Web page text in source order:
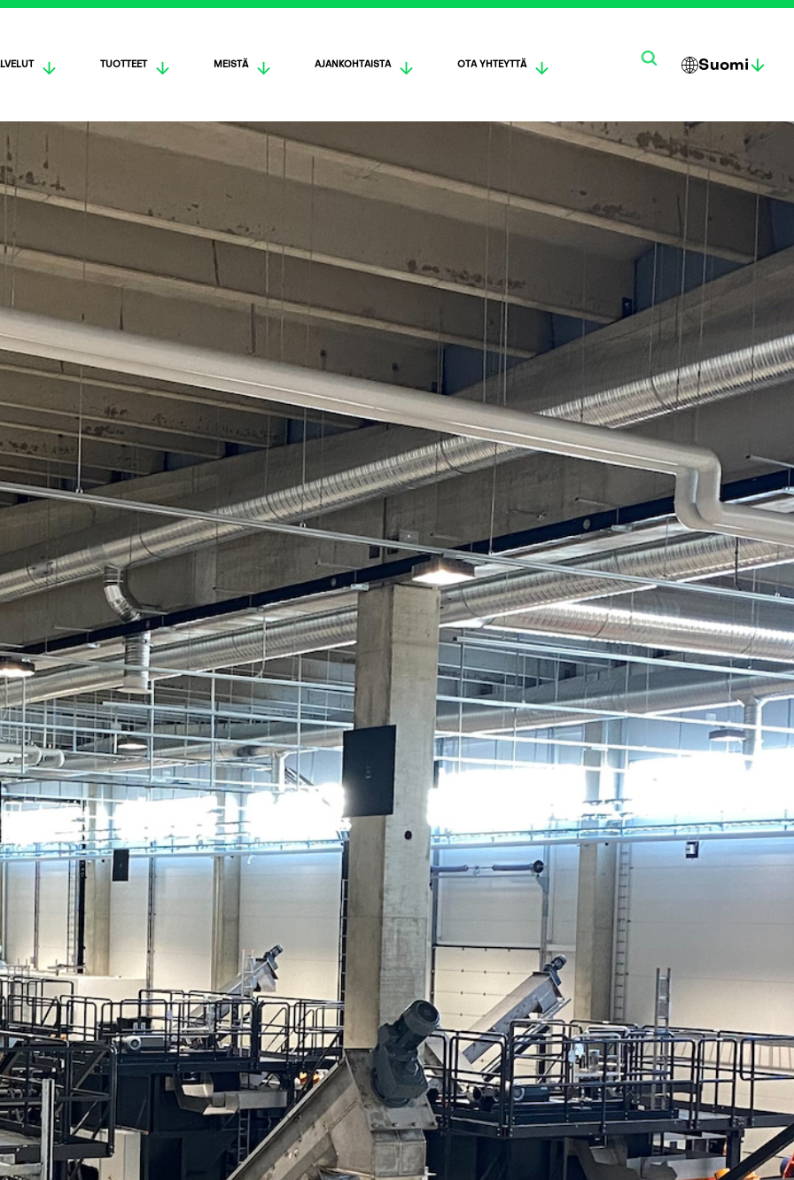
TUOTTEET MEISTÄ AJANKOHTAISTA OTA YHTEYTTÄ Suomi
한